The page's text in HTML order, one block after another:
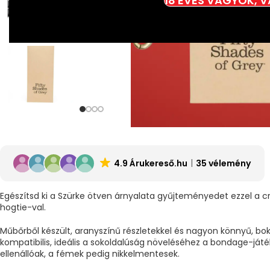
4.9 Árukereső.hu 35 vélemény
Egészítsd ki a Szürke ötven árnyalata gyűjteményedet ezzel a
hogtie-val.
Műbőrből készült, aranyszínű részletekkel és nagyon könnyű,
kompatibilis, ideális a sokoldalúság növeléséhez a bondage-
ellenállóak, a fémek pedig nikkelmentesek.